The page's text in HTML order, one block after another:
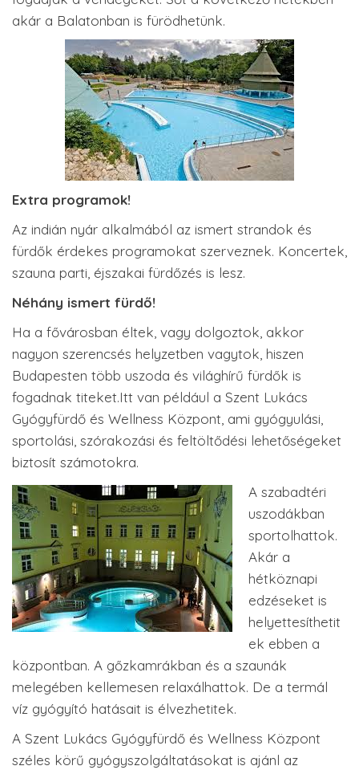
akár a Balatonban is fürödhetünk.
Extra programok!
Az indián nyár alkalmából az ismert strandok és
fürdők érdekes programokat szerveznek. Koncertek,
szauna parti, éjszakai fürdőzés is lesz.
Néhány ismert fürdő!
Ha a fővárosban éltek, vagy dolgoztok, akkor
nagyon szerencsés helyzetben vagytok, hiszen
Budapesten több uszoda és világhírű fürdők is
fogadnak titeket.Itt van például a Szent Lukács
Gyógyfürdő és Wellness Központ, ami gyógyulási,
sportolási, szórakozási és feltöltődési lehetőségeket
biztosít számotokra.
A szabadtéri
uszodákban
sportolhattok.
Akár a
hétköznapi
edzéseket is
helyettesíthetit
ek ebben a
központban. A gőzkamrákban és a szaunák
melegében kellemesen relaxálhattok. De a termál
víz gyógyító hatásait is élvezhetitek.
A Szent Lukács Gyógyfürdő és Wellness Központ
széles körű gyógyszolgáltatásokat is ajánl az